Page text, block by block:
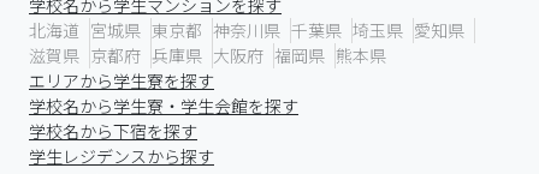
学校名から学生マンションを探す
北海道 宮城県 東京都 神奈川県 千葉県 埼玉県 愛知県
滋賀県 京都府 兵庫県 大阪府 福岡県 熊本県
エリアから学生寮を探す
学校名から学生寮・学生会館を探す
学校名から下宿を探す
学生レジデンスから探す